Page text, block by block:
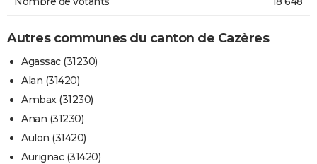
Autres communes du canton de Cazères
Agassac (31230)
Alan (31420)
Ambax (31230)
Anan (31230)
Aulon (31420)
Aurignac (31420)